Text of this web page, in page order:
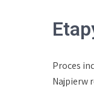
Proces
Najpierw